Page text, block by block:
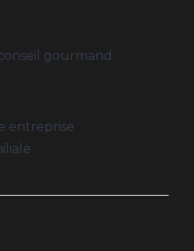
gourmand
entreprise